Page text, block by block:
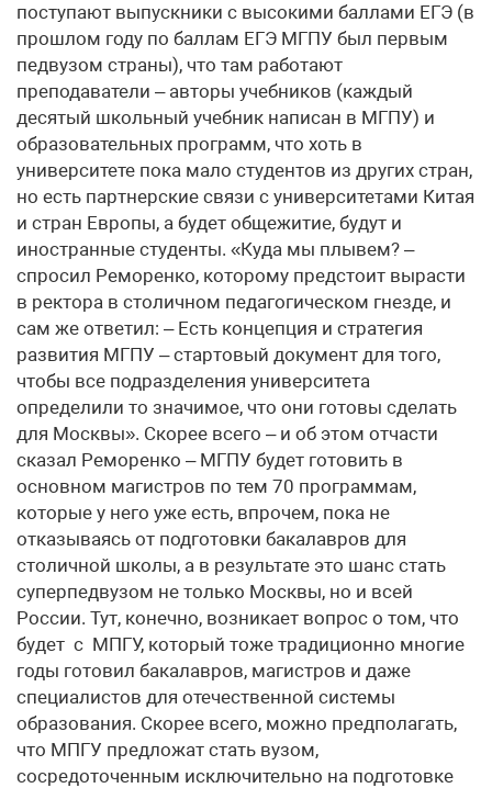
поступают выпускники с высокими баллами ЕГЭ (в
прошлом году по баллам ЕГЭ МГПУ был первым
педвузом страны), что там работают
преподаватели – авторы учебников (каждый
десятый школьный учебник написан в МГПУ) и
образовательных программ, что хоть в
университете пока мало студентов из других стран,
но есть партнерские связи с университетами Китая
и стран Европы, а будет общежитие, будут и
иностранные студенты. «Куда мы плывем? –
спросил Реморенко, которому предстоит вырасти
в ректора в столичном педагогическом гнезде, и
сам же ответил: – Есть концепция и стратегия
развития МГПУ – стартовый документ для того,
чтобы все подразделения университета
определили то значимое, что они готовы сделать
для Москвы». Скорее всего – и об этом отчасти
сказал Реморенко – МГПУ будет готовить в
основном магистров по тем 70 программам,
которые у него уже есть, впрочем, пока не
отказываясь от подготовки бакалавров для
столичной школы, а в результате это шанс стать
суперпедвузом не только Москвы, но и всей
России. Тут, конечно, возникает вопрос о том, что
будет с МПГУ, который тоже традиционно многие
годы готовил бакалавров, магистров и даже
специалистов для отечественной системы
образования. Скорее всего, можно предполагать,
что МПГУ предложат стать вузом,
сосредоточенным исключительно на подготовке